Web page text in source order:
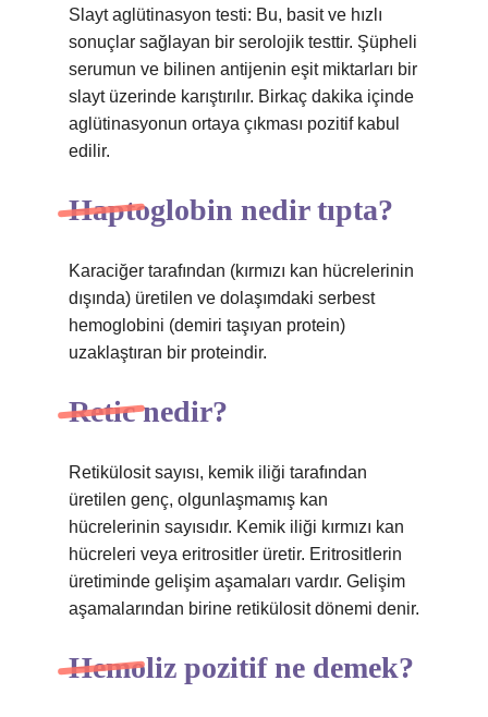
Slayt aglütinasyon testi: Bu, basit ve hızlı
sonuçlar sağlayan bir serolojik testtir. Şüpheli
serumun ve bilinen antijenin eşit miktarları bir
slayt üzerinde karıştırılır. Birkaç dakika içinde
aglütinasyonun ortaya çıkması pozitif kabul
edilir.
Haptoglobin nedir tıpta?
Karaciğer tarafından (kırmızı kan hücrelerinin
dışında) üretilen ve dolaşımdaki serbest
hemoglobini (demiri taşıyan protein)
uzaklaştıran bir proteindir.
Retic nedir?
Retikülosit sayısı, kemik iliği tarafından
üretilen genç, olgunlaşmamış kan
hücrelerinin sayısıdır. Kemik iliği kırmızı kan
hücreleri veya eritrositler üretir. Eritrositlerin
üretiminde gelişim aşamaları vardır. Gelişim
aşamalarından birine retikülosit dönemi denir.
Hemoliz pozitif ne demek?